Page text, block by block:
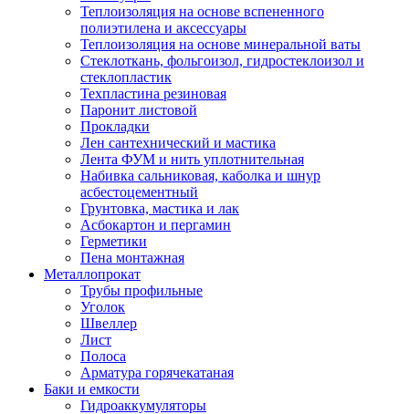
Теплоизоляция на основе вспененного
полиэтилена и аксессуары
Теплоизоляция на основе минеральной ваты
Стеклоткань, фольгоизол, гидростеклоизол и
стеклопластик
Техпластина резиновая
Паронит листовой
Прокладки
Лен сантехнический и мастика
Лента ФУМ и нить уплотнительная
Набивка сальниковая, каболка и шнур
асбестоцементный
Грунтовка, мастика и лак
Асбокартон и пергамин
Герметики
Пена монтажная
Металлопрокат
Трубы профильные
Уголок
Швеллер
Лист
Полоса
Арматура горячекатаная
Баки и емкости
Гидроаккумуляторы